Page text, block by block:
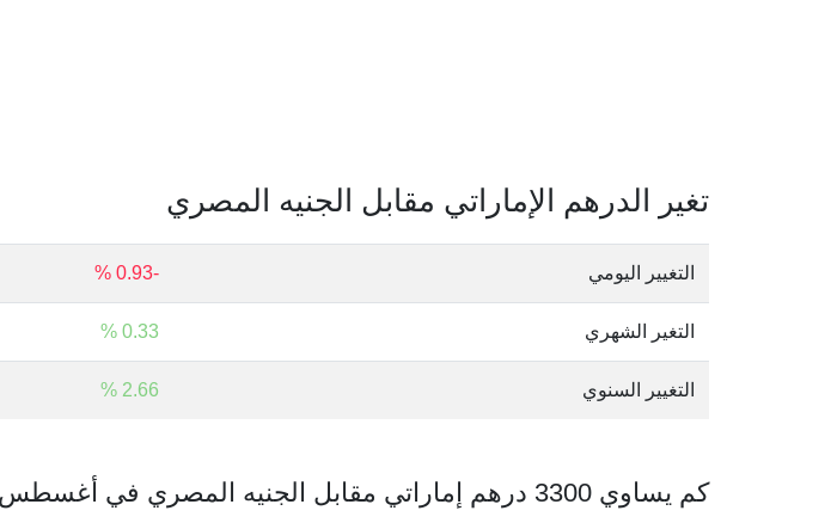
تغير الدرهم الإماراتي مقابل الجنيه المصري
التغيير اليومي -0.93 %
التغير الشهري 0.33 %
التغيير السنوي 2.66 %
كم يساوي 3300 درهم إماراتي مقابل الجنيه المصري في أغسطس, 2026